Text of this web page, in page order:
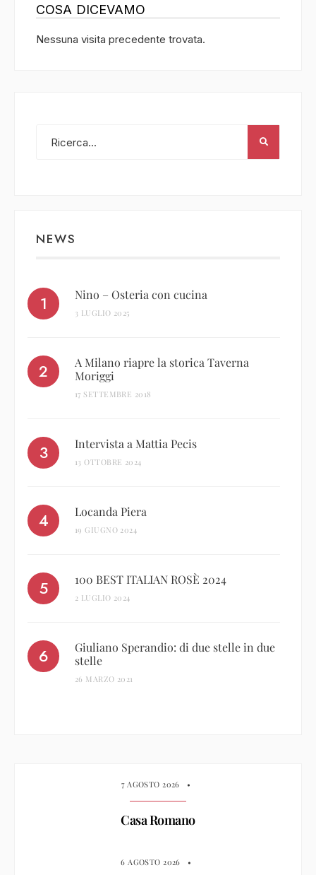
COSA DICEVAMO
Nessuna visita precedente trovata.
NEWS
Nino – Osteria con cucina
3 LUGLIO 2025
A Milano riapre la storica Taverna
Moriggi
17 SETTEMBRE 2018
Intervista a Mattia Pecis
13 OTTOBRE 2024
Locanda Piera
19 GIUGNO 2024
100 BEST ITALIAN ROSÈ 2024
2 LUGLIO 2024
Giuliano Sperandio: di due stelle in due
stelle
26 MARZO 2021
7 AGOSTO 2026 •
Casa Romano
6 AGOSTO 2026 •